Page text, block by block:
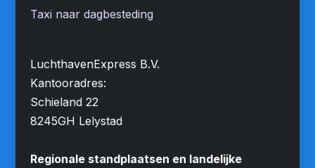
Taxi naar dagbesteding
LuchthavenExpress B.V.
Kantooradres:
Schieland 22
8245GH Lelystad
Regionale standplaatsen en landelijke